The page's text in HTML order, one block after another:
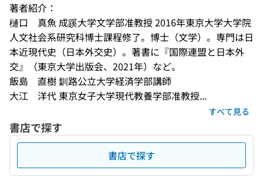
著者紹介：
樋口　真魚 成蹊大学文学部准教授 2016年東京大学大学院
人文社会系研究科博士課程修了。博士（文学）。専門は日
本近現代史（日本外交史）。著書に『国際連盟と日本外
交』（東京大学出版会、2021年）など。
飯島　直樹 釧路公立大学経済学部講師
大江　洋代 東京女子大学現代教養学部准教授...
すべて見る
書店で探す
書店で探す